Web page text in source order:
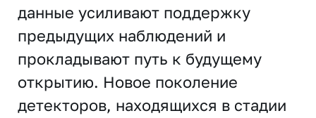
данные усиливают поддержку
предыдущих наблюдений и
прокладывают путь к будущему
открытию. Новое поколение
детекторов, находящихся в стадии